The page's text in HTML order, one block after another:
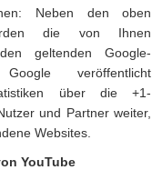
Neben den oben
die von Ihnen
geltenden Google-
Google veröffentlicht
über die +1-
und Partner weiter,
Websites.
YouTube